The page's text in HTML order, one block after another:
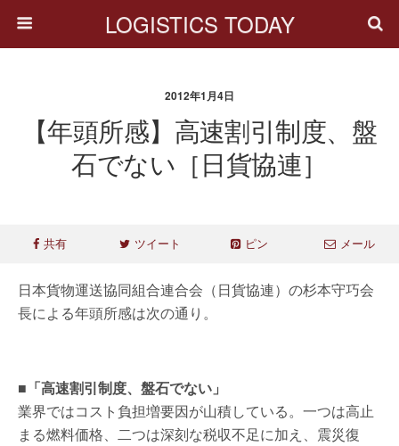
LOGISTICS TODAY
2012年1月4日
【年頭所感】高速割引制度、盤
石でない［日貨協連］
共有 ツイート ピン メール
日本貨物運送協同組合連合会（日貨協連）の杉本守巧会
長による年頭所感は次の通り。
■「高速割引制度、盤石でない」
業界ではコスト負担増要因が山積している。一つは高止
まる燃料価格、二つは深刻な税収不足に加え、震災復